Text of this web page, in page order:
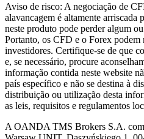
Aviso de risco: A negociação de
alavancagem é altamente arriscada
neste produto pode perder algum
Portanto, os CFD e o Forex podem
investidores. Certifique-se de que
e, se necessário, procure
informação contida neste website
país específico e não se destina à
distribuição ou utilização desta
as leis, requisitos e regulamentos
A OANDA TMS Brokers S.A. com